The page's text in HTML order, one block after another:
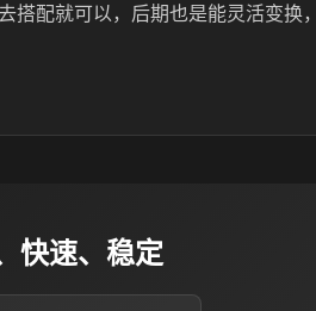
搭配就可以，后期也是能灵活变换
快速、稳定